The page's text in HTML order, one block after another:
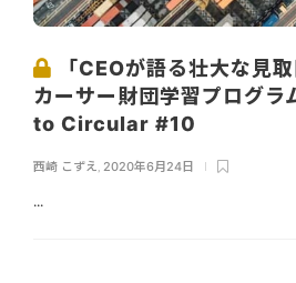
「CEOが語る壮大な見
カーサー財団学習プログ
to Circular #10
西崎 こずえ 2020年6月24日
...